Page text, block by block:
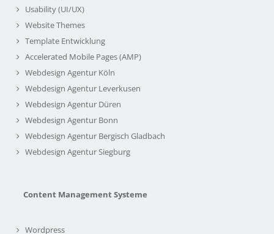
Usability (UI/UX)
Website Themes
Template Entwicklung
Accelerated Mobile Pages (AMP)
Webdesign Agentur Köln
Webdesign Agentur Leverkusen
Webdesign Agentur Düren
Webdesign Agentur Bonn
Webdesign Agentur Bergisch Gladbach
Webdesign Agentur Siegburg
Content Management Systeme
Wordpress